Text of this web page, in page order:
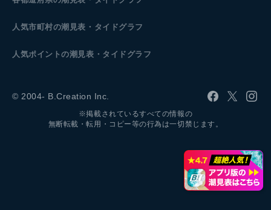
人気市町村の潮見表・タイドグラフ
人気ポイントの潮見表・タイドグラフ
© 2004- B.Creation Inc.
※掲載されているすべての情報の
無断転載・転用・コピー等の行為は一切禁じます。